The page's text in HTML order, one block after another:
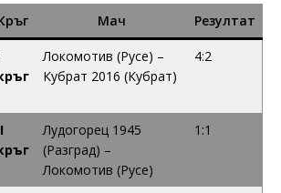
Мач Резултат
Локомотив (Русе) –
Кубрат 2016 (Кубрат)
4:2
Лудогорец 1945
(Разград) –
Локомотив (Русе)
1:1